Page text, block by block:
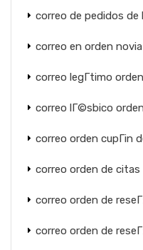
correo de pedidos de
correo en orden novia
correo legГ­timo
correo lГ©sbico
correo orden cupГіn
correo orden de citas
correo orden de
correo orden de